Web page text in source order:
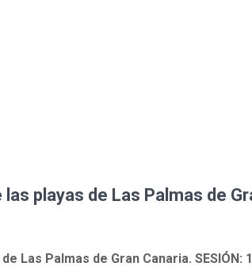
playas de Las Palmas de
Las Palmas de Gran Canaria. SESIÓN: